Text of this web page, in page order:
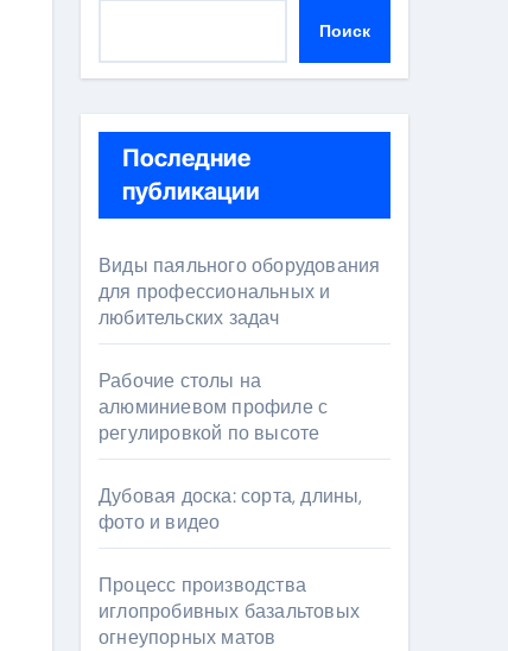
Поиск
Последние
публикации
Виды паяльного оборудования
для профессиональных и
любительских задач
Рабочие столы на
алюминиевом профиле с
регулировкой по высоте
Дубовая доска: сорта, длины,
фото и видео
Процесс производства
иглопробивных базальтовых
огнеупорных матов